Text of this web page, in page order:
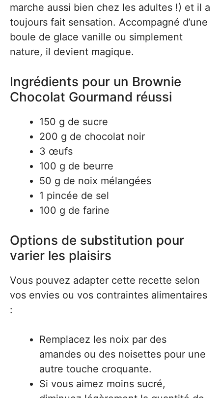
marche aussi bien chez les adultes !) et il a
toujours fait sensation. Accompagné d’une
boule de glace vanille ou simplement
nature, il devient magique.
Ingrédients pour un Brownie
Chocolat Gourmand réussi
150 g de sucre
200 g de chocolat noir
3 œufs
100 g de beurre
50 g de noix mélangées
1 pincée de sel
100 g de farine
Options de substitution pour
varier les plaisirs
Vous pouvez adapter cette recette selon
vos envies ou vos contraintes alimentaires
:
Remplacez les noix par des
amandes ou des noisettes pour une
autre touche croquante.
Si vous aimez moins sucré,